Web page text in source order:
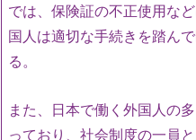
では、保険証の不正使用な
国人は適切な手続きを踏ん
る。
また、日本で働く外国人の
っており、社会制度の一員